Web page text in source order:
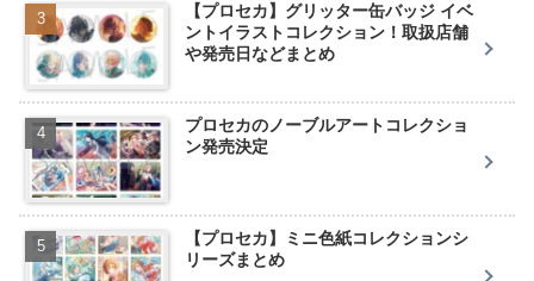
【プロセカ】グリッター缶バッジ イベ
ントイラストコレクション！取扱店舗
や発売日などまとめ
プロセカのノーブルアートコレクショ
ン発売決定
【プロセカ】ミニ色紙コレクションシ
リーズまとめ